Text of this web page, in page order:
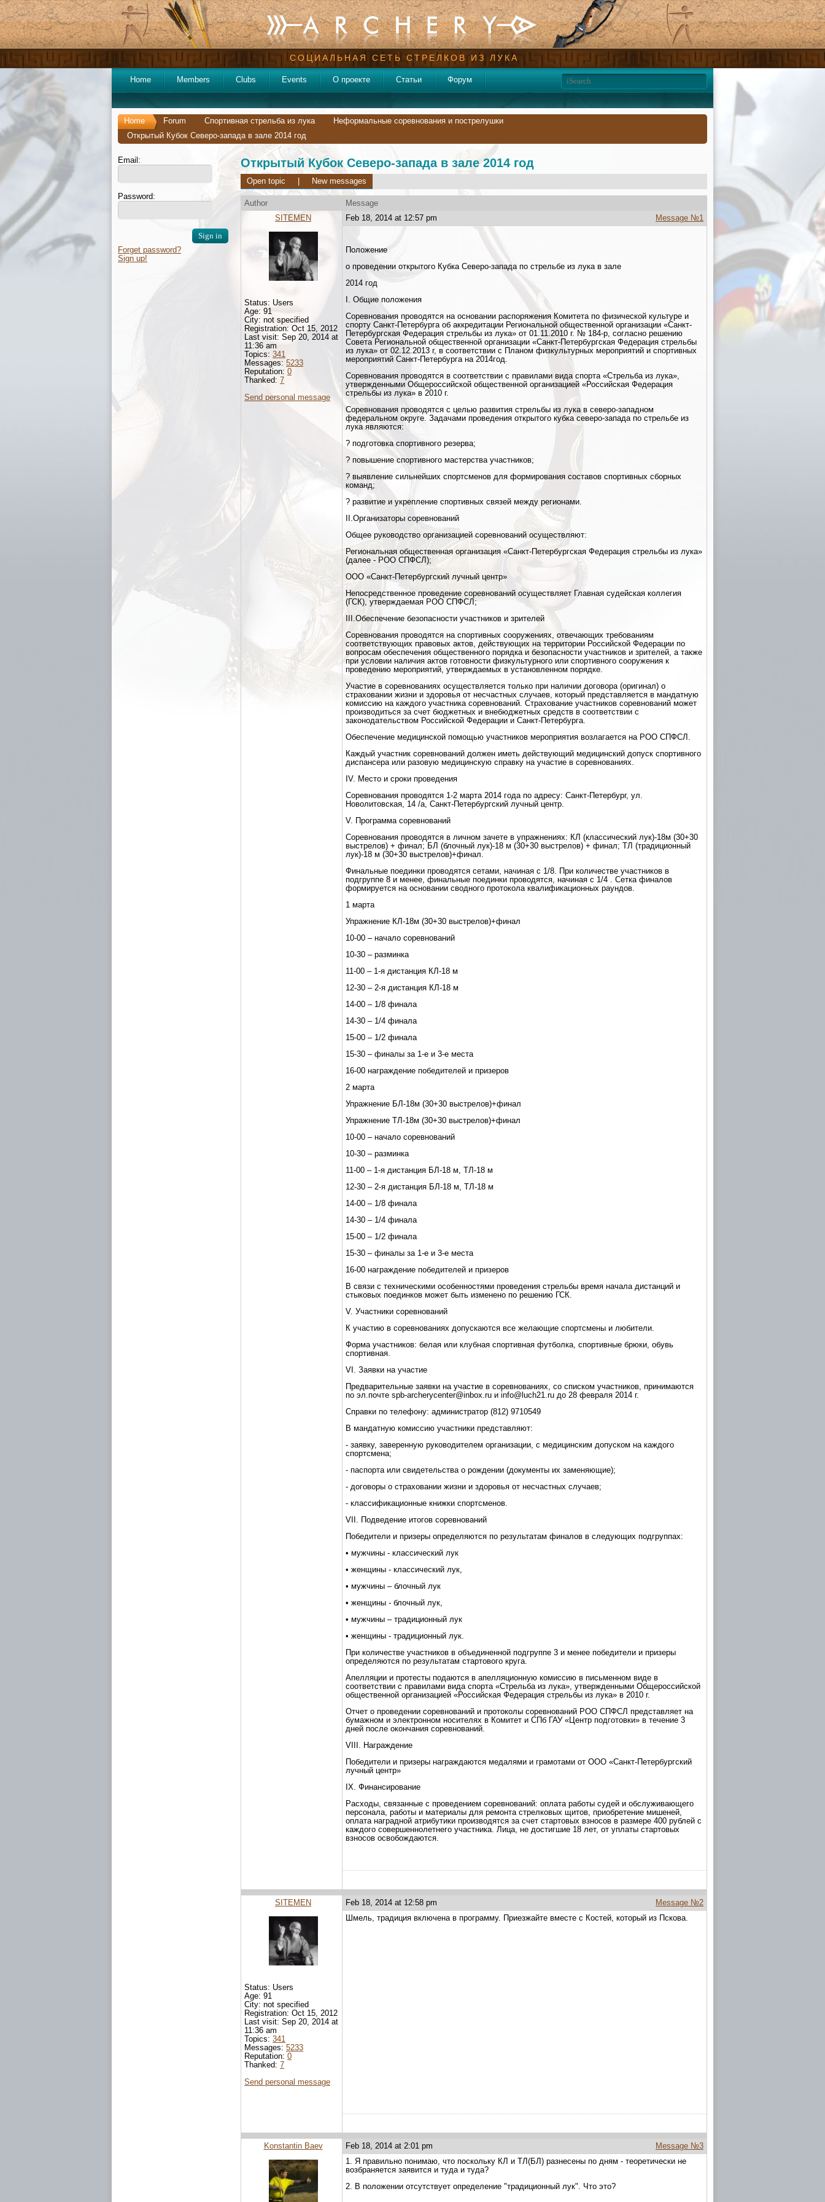
СОЦИАЛЬНАЯ СЕТЬ СТРЕЛКОВ ИЗ ЛУКА
Home Members Clubs Events О проекте Статьи Форум
Home Forum Спортивная стрельба из лука
Неформальные соревнования и пострелушки
Открытый Кубок Северо-запада в зале 2014 год
Email:
Password:
Forget password?
Sign up!
Открытый Кубок Северо-запада в зале 2014 год
Open topic New messages
Author
Message
Message №1
Feb 18, 2014 at 12:57 pm
Положение
о проведении открытого Кубка Северо-запада по стрельбе из лука в зале
2014 год
I. Общие положения
Соревнования проводятся на основании распоряжения Комитета по физической культуре и
спорту Санкт-Петербурга об аккредитации Региональной общественной организации «Санкт-
Петербургская Федерация стрельбы из лука» от 01.11.2010 г. № 184-р, согласно решению
Совета Региональной общественной организации «Санкт-Петербургская Федерация стрельбы
из лука» от 02.12.2013 г, в соответствии с Планом физкультурных мероприятий и спортивных
мероприятий Санкт-Петербурга на 2014год.
Соревнования проводятся в соответствии с правилами вида спорта «Стрельба из лука»,
утвержденными Общероссийской общественной организацией «Российская Федерация
стрельбы из лука» в 2010 г.
Соревнования проводятся с целью развития стрельбы из лука в северо-западном
федеральном округе. Задачами проведения открытого кубка северо-запада по стрельбе из
лука являются:
? подготовка спортивного резерва;
? повышение спортивного мастерства участников;
? выявление сильнейших спортсменов для формирования составов спортивных сборных
команд;
? развитие и укрепление спортивных связей между регионами.
II.Организаторы соревнований
Общее руководство организацией соревнований осуществляют:
Региональная общественная организация «Санкт-Петербургская Федерация стрельбы из лука»
(далее - РОО СПФСЛ);
ООО «Санкт-Петербургский лучный центр»
Непосредственное проведение соревнований осуществляет Главная судейская коллегия
(ГСК), утверждаемая РОО СПФСЛ;
III.Обеспечение безопасности участников и зрителей
Соревнования проводятся на спортивных сооружениях, отвечающих требованиям
соответствующих правовых актов, действующих на территории Российской Федерации по
вопросам обеспечения общественного порядка и безопасности участников и зрителей, а также
при условии наличия актов готовности физкультурного или спортивного сооружения к
проведению мероприятий, утверждаемых в установленном порядке.
Участие в соревнованиях осуществляется только при наличии договора (оригинал) о
страховании жизни и здоровья от несчастных случаев, который представляется в мандатную
комиссию на каждого участника соревнований. Страхование участников соревнований может
производиться за счет бюджетных и внебюджетных средств в соответствии с
законодательством Российской Федерации и Санкт-Петербурга.
Обеспечение медицинской помощью участников мероприятия возлагается на РОО СПФСЛ.
Каждый участник соревнований должен иметь действующий медицинский допуск спортивного
диспансера или разовую медицинскую справку на участие в соревнованиях.
IV. Место и сроки проведения
Соревнования проводятся 1-2 марта 2014 года по адресу: Санкт-Петербург, ул.
Новолитовская, 14 /а, Санкт-Петербургский лучный центр.
V. Программа соревнований
Соревнования проводятся в личном зачете в упражнениях: КЛ (классический лук)-18м (30+30
выстрелов) + финал; БЛ (блочный лук)-18 м (30+30 выстрелов) + финал; ТЛ (традиционный
лук)-18 м (30+30 выстрелов)+финал.
Финальные поединки проводятся сетами, начиная с 1/8. При количестве участников в
подгруппе 8 и менее, финальные поединки проводятся, начиная с 1/4 . Сетка финалов
формируется на основании сводного протокола квалификационных раундов.
1 марта
Упражнение КЛ-18м (30+30 выстрелов)+финал
10-00 – начало соревнований
10-30 – разминка
11-00 – 1-я дистанция КЛ-18 м
12-30 – 2-я дистанция КЛ-18 м
14-00 – 1/8 финала
14-30 – 1/4 финала
15-00 – 1/2 финала
15-30 – финалы за 1-е и 3-е места
16-00 награждение победителей и призеров
2 марта
Упражнение БЛ-18м (30+30 выстрелов)+финал
Упражнение ТЛ-18м (30+30 выстрелов)+финал
10-00 – начало соревнований
10-30 – разминка
11-00 – 1-я дистанция БЛ-18 м, ТЛ-18 м
12-30 – 2-я дистанция БЛ-18 м, ТЛ-18 м
14-00 – 1/8 финала
14-30 – 1/4 финала
15-00 – 1/2 финала
15-30 – финалы за 1-е и 3-е места
16-00 награждение победителей и призеров
В связи с техническими особенностями проведения стрельбы время начала дистанций и
стыковых поединков может быть изменено по решению ГСК.
V. Участники соревнований
К участию в соревнованиях допускаются все желающие спортсмены и любители.
Форма участников: белая или клубная спортивная футболка, спортивные брюки, обувь
спортивная.
VI. Заявки на участие
Предварительные заявки на участие в соревнованиях, со списком участников, принимаются
по эл.почте spb-archerycenter@inbox.ru и info@luch21.ru до 28 февраля 2014 г.
Справки по телефону: администратор (812) 9710549
В мандатную комиссию участники представляют:
- заявку, заверенную руководителем организации, с медицинским допуском на каждого
спортсмена;
- паспорта или свидетельства о рождении (документы их заменяющие);
- договоры о страховании жизни и здоровья от несчастных случаев;
- классификационные книжки спортсменов.
VII. Подведение итогов соревнований
Победители и призеры определяются по результатам финалов в следующих подгруппах:
• мужчины - классический лук
• женщины - классический лук,
• мужчины – блочный лук
• женщины - блочный лук,
• мужчины – традиционный лук
• женщины - традиционный лук.
При количестве участников в объединенной подгруппе 3 и менее победители и призеры
определяются по результатам стартового круга.
Апелляции и протесты подаются в апелляционную комиссию в письменном виде в
соответствии с правилами вида спорта «Стрельба из лука», утвержденными Общероссийской
общественной организацией «Российская Федерация стрельбы из лука» в 2010 г.
Отчет о проведении соревнований и протоколы соревнований РОО СПФСЛ представляет на
бумажном и электронном носителях в Комитет и СПб ГАУ «Центр подготовки» в течение 3
дней после окончания соревнований.
VIII. Награждение
Победители и призеры награждаются медалями и грамотами от ООО «Санкт-Петербургский
лучный центр»
IX. Финансирование
Расходы, связанные с проведением соревнований: оплата работы судей и обслуживающего
персонала, работы и материалы для ремонта стрелковых щитов, приобретение мишеней,
оплата наградной атрибутики производятся за счет стартовых взносов в размере 400 рублей с
каждого совершеннолетнего участника. Лица, не достигшие 18 лет, от уплаты стартовых
взносов освобождаются.
SITEMEN
Status: Users
Age: 91
City: not specified
Registration: Oct 15, 2012
Last visit: Sep 20, 2014 at
11:36 am
Topics: 341
Messages: 5233
Reputation: 0
Thanked: 7
Send personal message
Message №2
Feb 18, 2014 at 12:58 pm
Шмель, традиция включена в программу. Приезжайте вместе с Костей, который из Пскова.
SITEMEN
Status: Users
Age: 91
City: not specified
Registration: Oct 15, 2012
Last visit: Sep 20, 2014 at
11:36 am
Topics: 341
Messages: 5233
Reputation: 0
Thanked: 7
Send personal message
Message №3
Feb 18, 2014 at 2:01 pm
1. Я правильно понимаю, что поскольку КЛ и ТЛ(БЛ) разнесены по дням - теоретически не
возбраняется заявится и туда и туда?
2. В положении отсутствует определение "традиционный лук". Что это?
Konstantin Baev